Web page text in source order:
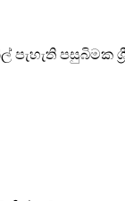
පසුබිමක ශ්‍රී